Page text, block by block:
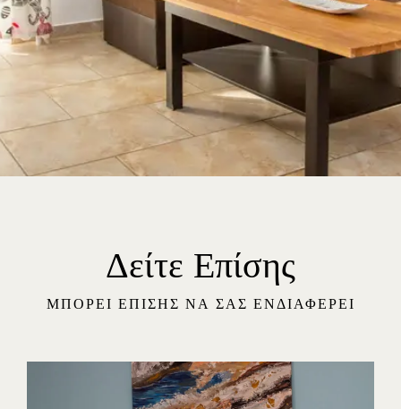
Δείτε Επίσης
ΜΠΟΡΕΊ ΕΠΊΣΗΣ ΝΑ ΣΑΣ ΕΝΔΙΑΦΈΡΕΙ
ΤΑ ΔΩΜΑΤΙΑ ΜΑΣ
ΣΧΕΤΙΚΑ ΜΕ ΕΜΑΣ